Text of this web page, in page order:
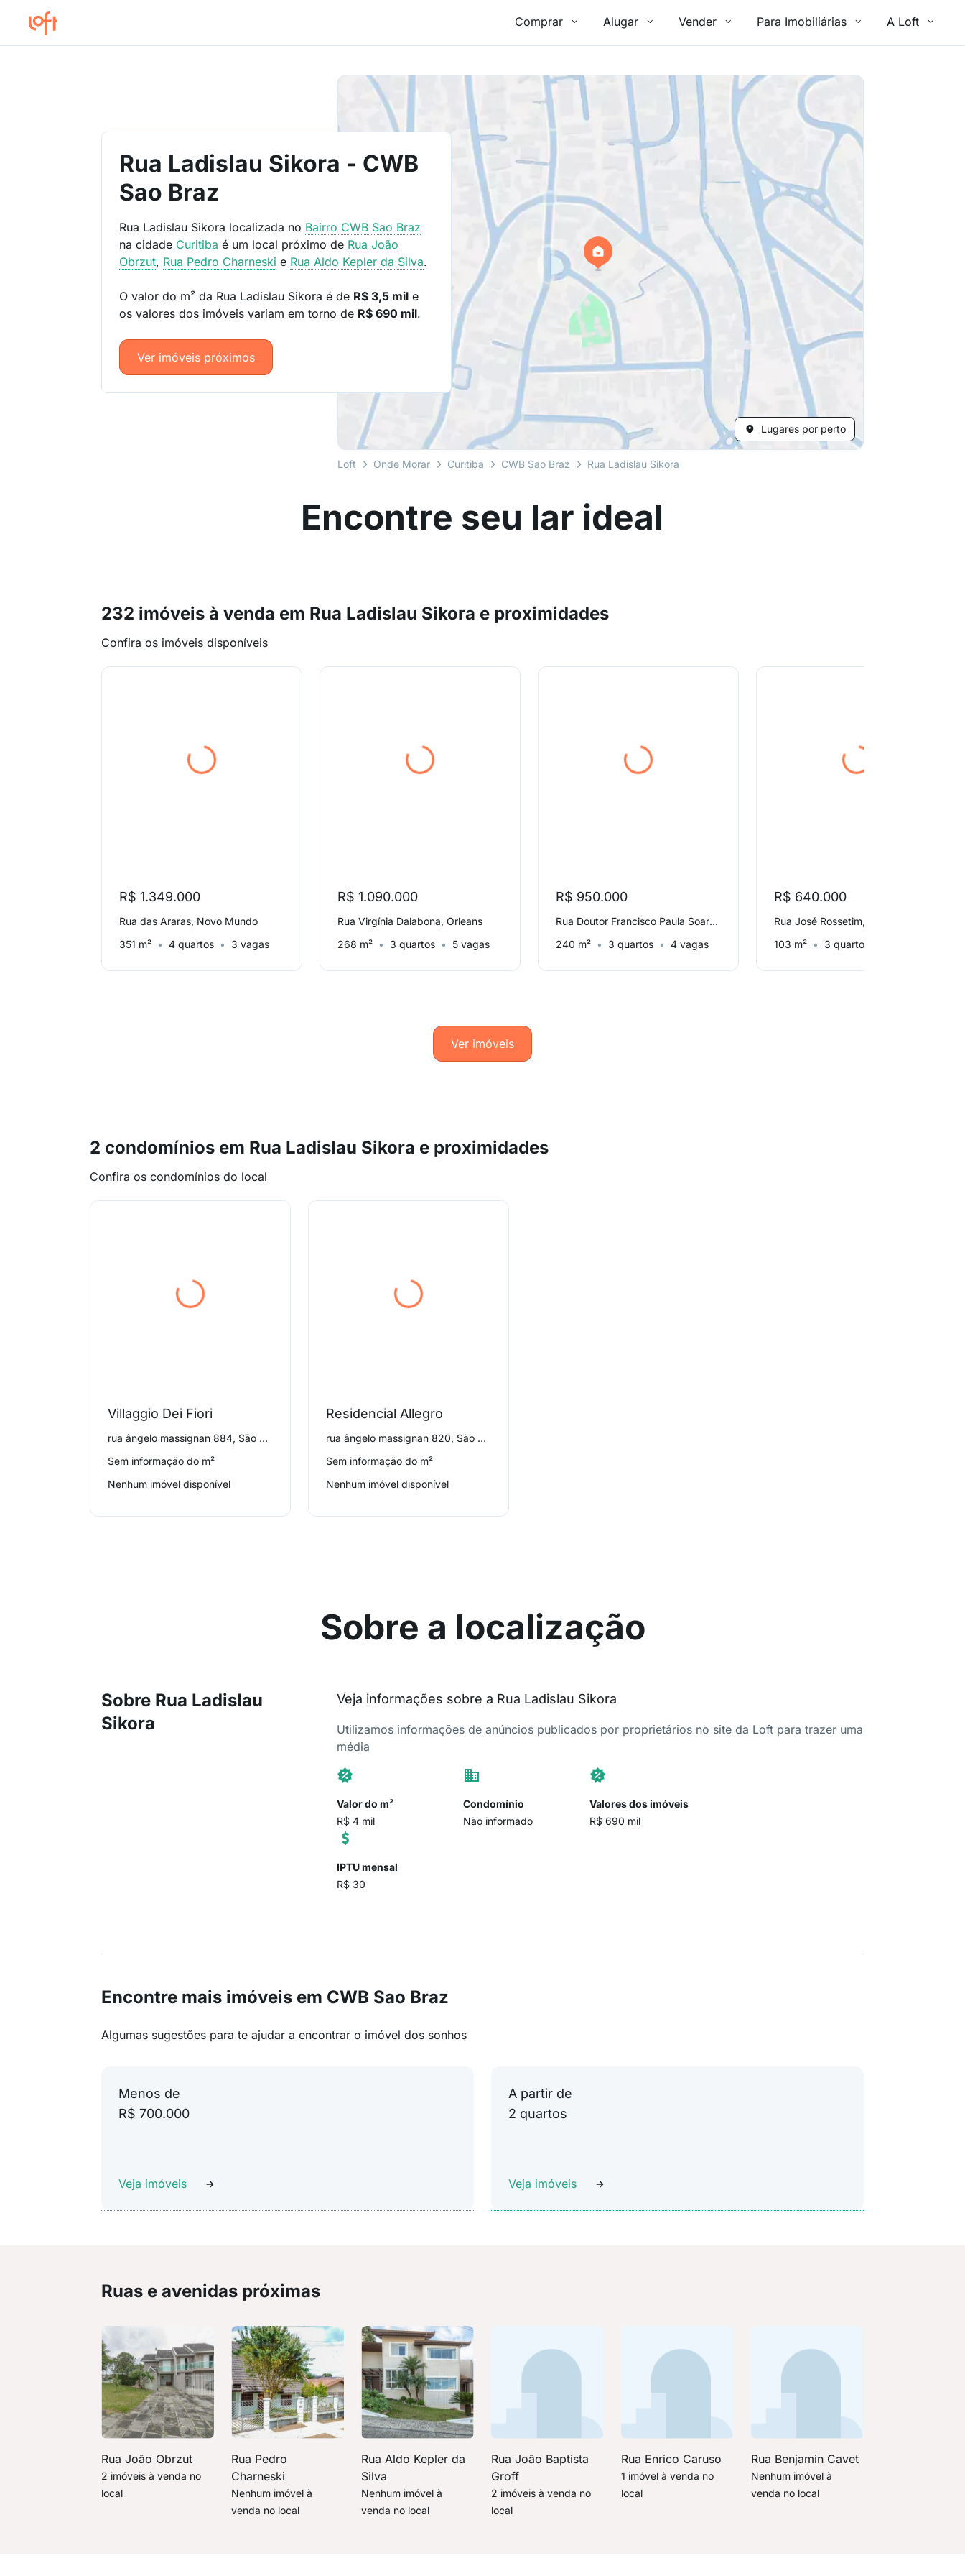
Comprar Alugar Vender Para Imobiliárias A Loft
Lugares por perto
Loft Onde Morar Curitiba CWB Sao Braz Rua Ladislau Sikora
Rua Ladislau Sikora - CWB
Sao Braz
Rua Ladislau Sikora localizada no Bairro CWB Sao Braz
na cidade Curitiba é um local próximo de Rua João
Obrzut, Rua Pedro Charneski e Rua Aldo Kepler da Silva.
O valor do m² da Rua Ladislau Sikora é de R$ 3,5 mil e
os valores dos imóveis variam em torno de R$ 690 mil.
Ver imóveis próximos
Encontre seu lar ideal
232 imóveis à venda em Rua Ladislau Sikora e proximidades
Confira os imóveis disponíveis
R$ 1.349.000
Rua das Araras, Novo Mundo
351 m²
4 quartos 3 vagas
R$ 1.090.000
Rua Virgínia Dalabona, Orleans
268 m²
3 quartos 5 vagas
R$ 950.000
Rua Doutor Francisco Paula Soares, São Braz
240 m²
3 quartos 4 vagas
R$ 640.000
Rua José Rossetim, Santo Inacio
103 m²
3 quartos
Ver imóveis
2 condomínios em Rua Ladislau Sikora e proximidades
Confira os condomínios do local
Villaggio Dei Fiori
rua ângelo massignan 884, São Braz
Sem informação do m²
Nenhum imóvel disponível
Residencial Allegro
rua ângelo massignan 820, São Braz
Sem informação do m²
Nenhum imóvel disponível
Sobre a localização
Sobre Rua Ladislau
Sikora
Veja informações sobre a Rua Ladislau Sikora
Utilizamos informações de anúncios publicados por proprietários no site da Loft para trazer uma
média
Valor do m²
R$ 4 mil
Condomínio
Não informado
Valores dos imóveis
R$ 690 mil
IPTU mensal
R$ 30
Encontre mais imóveis em CWB Sao Braz
Algumas sugestões para te ajudar a encontrar o imóvel dos sonhos
Menos de
R$ 700.000
Veja imóveis
A partir de
2 quartos
Veja imóveis
Ruas e avenidas próximas
Rua João Obrzut
2 imóveis à venda no
local
Rua Pedro
Charneski
Nenhum imóvel à
venda no local
Rua Aldo Kepler da
Silva
Nenhum imóvel à
venda no local
Rua João Baptista
Groff
2 imóveis à venda no
local
Rua Enrico Caruso
1 imóvel à venda no
local
Rua Benjamin Cavet
Nenhum imóvel à
venda no local